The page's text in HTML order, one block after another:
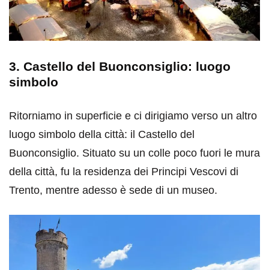
3. Castello del Buonconsiglio: luogo
simbolo
Ritorniamo in superficie e ci dirigiamo verso un altro
luogo simbolo della città: il Castello del
Buonconsiglio. Situato su un colle poco fuori le mura
della città, fu la residenza dei Principi Vescovi di
Trento, mentre adesso è sede di un museo.